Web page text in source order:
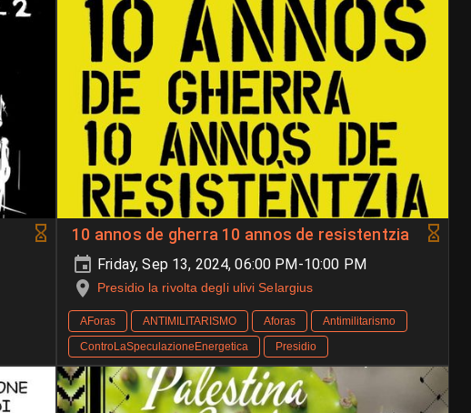
10 annos de gherra 10 annos de resistentzia
Friday, Sep 13, 2024, 06:00 PM-10:00 PM
Presidio la rivolta degli ulivi Selargius
AForas ANTIMILITARISMO Aforas
Antimilitarismo
ControLaSpeculazioneEnergetica
Presidio